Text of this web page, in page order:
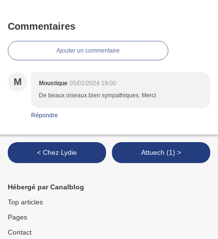
Commentaires
Ajouter un commentaire
M Moustique 05/02/2024 19:00
De beaux oiseaux bien sympathiques. Merci
Répondre
< Chez Lydie Attuech (1) >
Hébergé par Canalblog
Top articles
Pages
Contact